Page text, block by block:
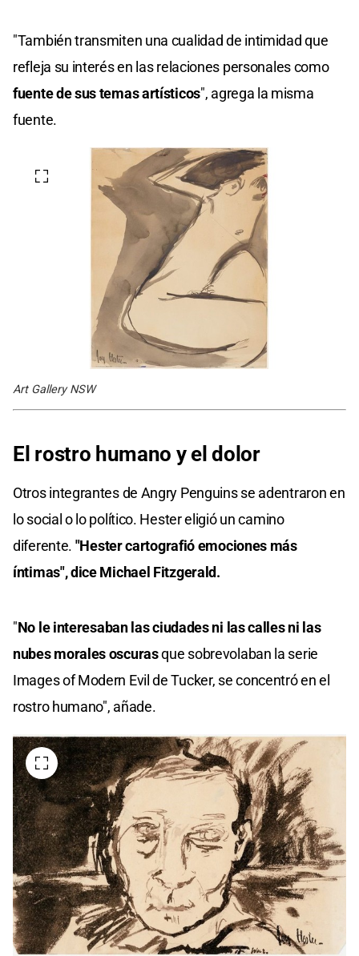
"También transmiten una cualidad de intimidad que
refleja su interés en las relaciones personales como
fuente de sus temas artísticos", agrega la misma
fuente.
Art Gallery NSW
El rostro humano y el dolor
Otros integrantes de Angry Penguins se adentraron en
lo social o lo político. Hester eligió un camino
diferente. "Hester cartografió emociones más
íntimas", dice Michael Fitzgerald.
"No le interesaban las ciudades ni las calles ni las
nubes morales oscurasque sobrevolaban la serie
Images of Modern Evil de Tucker, se concentró en el
rostro humano", añade.